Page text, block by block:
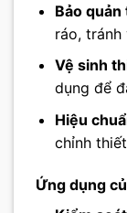
Bảo
ráo, tránh
Vệ sinh
dụng để
Hiệu
chỉnh
Ứng dụng